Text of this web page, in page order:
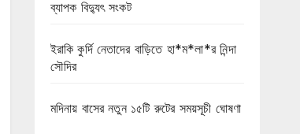
ব্যাপক বিদ্যুৎ সংকট
ইরাকি কুর্দি নেতাদের বাড়িতে হা*ম*লা*র নিন্দা
সৌদির
মদিনায় বাসের নতুন ১৫টি রুটের সময়সূচী ঘোষণা